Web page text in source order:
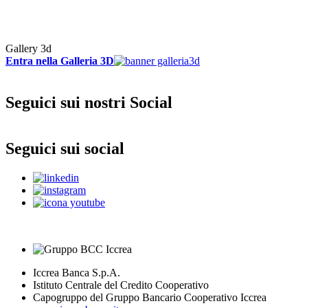
Gallery 3d
Entra nella Galleria 3D
Seguici sui nostri Social
Seguici sui social
Iccrea Banca S.p.A.
Istituto Centrale del Credito Cooperativo
Capogruppo del Gruppo Bancario Cooperativo Iccrea